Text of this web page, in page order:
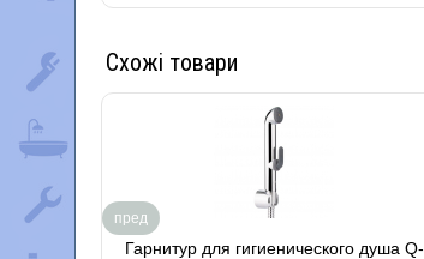
Схожі товари
Гарнитур для гигиенического душа Q-
пред